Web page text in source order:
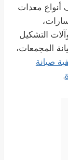
أنواع معدات
التشكيل
المجمعات،
صيانة
.